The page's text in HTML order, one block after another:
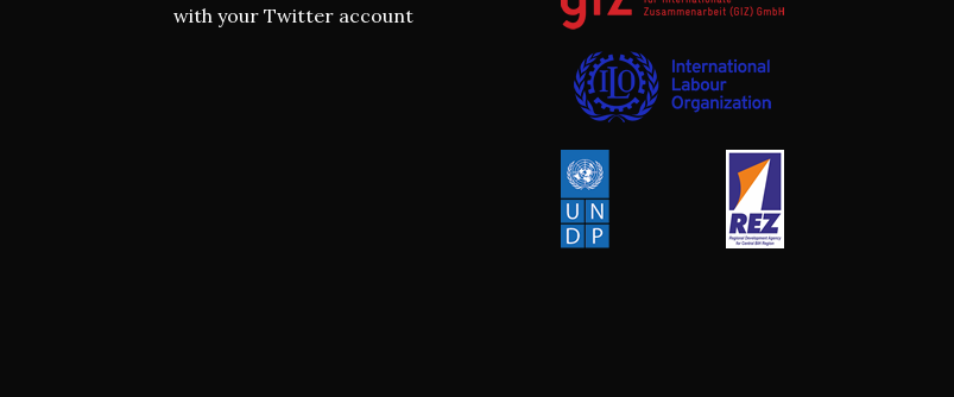
with your Twitter account